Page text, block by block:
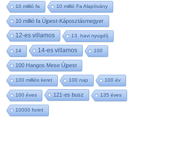
10 millió fa 10 millió Fa Alapítvány
10 millió fa Újpest-Káposztásmegyer
12-es villamos 13. havi nyugdíj
14 14-es villamos 100
100 Hangos Mese Újpest
100 milliós keret 100 nap 100 év
100 éves 121-es busz 135 éves
10000 forint